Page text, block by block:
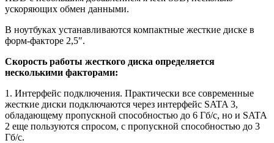
ускоряющих обмен данными.
В ноутбуках устанавливаются компактные жесткие диске в
форм-факторе 2,5″.
Скорость работы жесткого диска определяется
несколькими факторами:
1. Интерфейс подключения. Практически все современные
жесткие диски подключаются через интерфейс SATA 3,
обладающему пропускной способностью до 6 Гб/с, но и SATA
2 еще пользуются спросом, с пропускной способностью до 3
Гб/с.